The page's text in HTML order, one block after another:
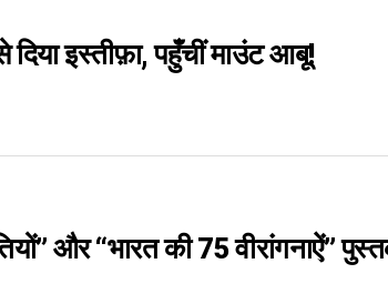
इस्तीफ़ा, पहुँचीं माउंट आबू!
और “भारत की 75 वीरांगनाऐं”